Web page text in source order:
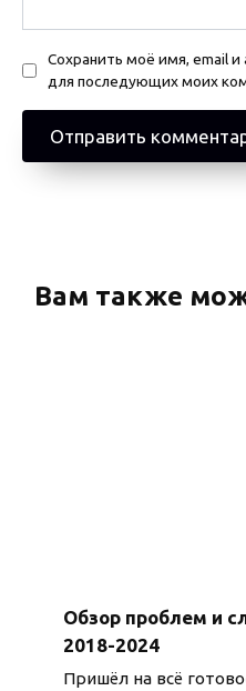
Сохранить моё имя, email и
для последующих моих
Вам также
Обзор проблем и
2018-2024
Пришёл на всё